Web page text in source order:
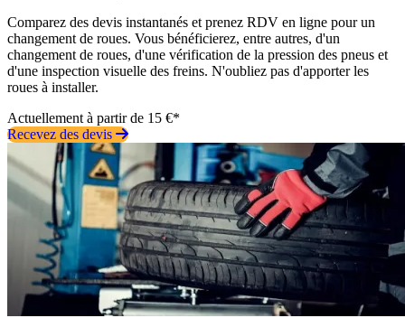
Comparez des devis instantanés et prenez RDV en ligne pour un
changement de roues. Vous bénéficierez, entre autres, d'un
changement de roues, d'une vérification de la pression des pneus et
d'une inspection visuelle des freins. N'oubliez pas d'apporter les
roues à installer.
Actuellement à partir de 15 €*
Recevez des devis